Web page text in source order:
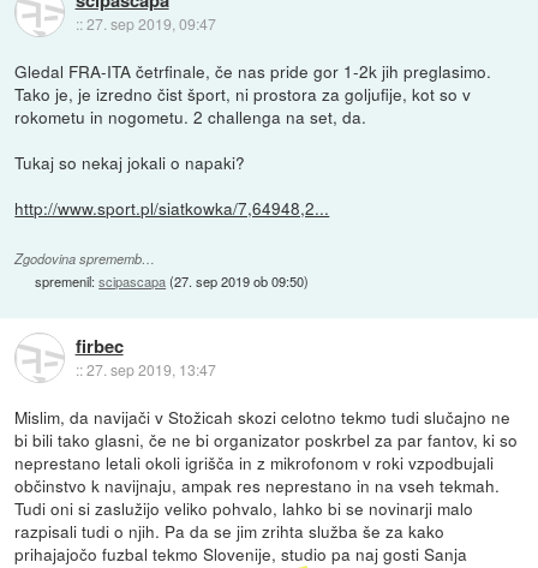
::27. sep 2019, 09:47
Gledal FRA-ITA četrfinale, če nas pride gor 1-2k jih preglasimo.
Tako je, je izredno čist šport, ni prostora za goljufije, kot so v
rokometu in nogometu. 2 challenga na set, da.
Tukaj so nekaj jokali o napaki?
http://www.sport.pl/siatkowka/7,64948,2...
Zgodovina sprememb…
spremenil:scipascapa(27. sep 2019 ob 09:50)
firbec
::27. sep 2019, 13:47
Mislim, da navijači v Stožicah skozi celotno tekmo tudi slučajno ne
bi bili tako glasni, če ne bi organizator poskrbel za par fantov, ki so
neprestano letali okoli igrišča in z mikrofonom v roki vzpodbujali
občinstvo k navijnaju, ampak res neprestano in na vseh tekmah.
Tudi oni si zaslužijo veliko pohvalo, lahko bi se novinarji malo
razpisali tudi o njih. Pa da se jim zrihta služba še za kako
prihajajočo fuzbal tekmo Slovenije, studio pa naj gosti Sanja